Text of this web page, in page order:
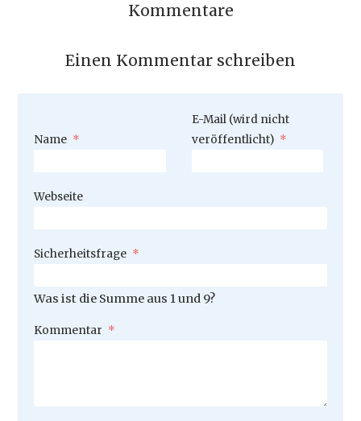
Kommentare
Einen Kommentar schreiben
Pflichtfeld
Name *
Pflichtfeld
E-Mail (wird nicht
veröffentlicht) *
Webseite
Pflichtfeld
Sicherheitsfrage *
Was ist die Summe aus 1 und 9?
Pflichtfeld
Kommentar *